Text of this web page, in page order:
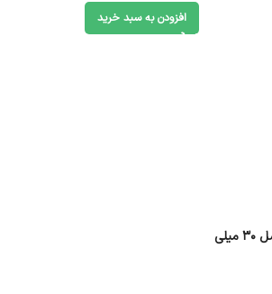
افزودن به سبد خرید
بی بی کرم ضد جوش لوسل 30 میلی